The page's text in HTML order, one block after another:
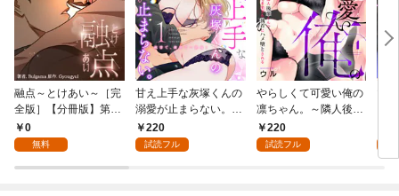
融点～とけあい～［完
全版］【分冊版】第1
話0
無料
甘え上手な灰塚くんの
溺愛が止まらない。純
情で、健気で…絶倫！
(1)
220
試読フル
やらしくて可愛い俺の
凛ちゃん。～隣人後輩
くんのイキすぎた執着
にハメ堕とされる～(1)
220
試読フル
ま
～